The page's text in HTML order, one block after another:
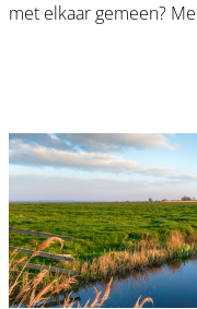
met elkaar gemeen?